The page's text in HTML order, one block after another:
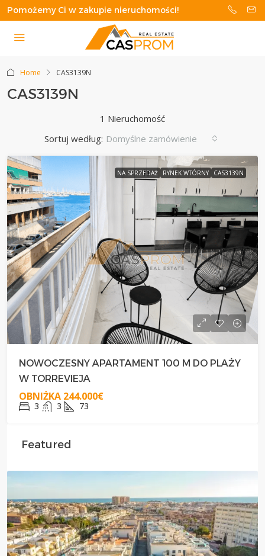
Pomożemy Ci w zakupie nieruchomości!
Home CAS3139N
CAS3139N
1 Nieruchomość
Sortuj według: Domyślne zamówienie
NA SPRZEDAŻ RYNEK WTÓRNY CAS3139N
NOWOCZESNY APARTAMENT 100 M DO PLAŻY
W TORREVIEJA
OBNIŻKA 244.000€
3 3 73
Featured